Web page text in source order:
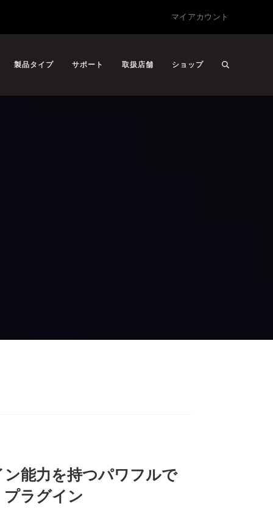
マイアカウント
製品タイプ サポート 取扱店舗 ショップ
能力を持つパワフルで
ラグイン